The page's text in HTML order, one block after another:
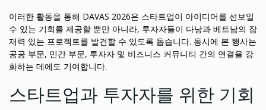
이러한 활동을 통해 DAVAS 2026은 스타트업이 아이디어를 선보일
수 있는 기회를 제공할 뿐만 아니라, 투자자들이 다낭과 베트남의 잠
재력 있는 프로젝트를 발견할 수 있도록 돕습니다. 동시에 본 행사는
공공 부문, 민간 부문, 투자자 및 비즈니스 커뮤니티 간의 연결을 강
화하는 데에도 기여합니다.
스타트업과 투자자를 위한 기회